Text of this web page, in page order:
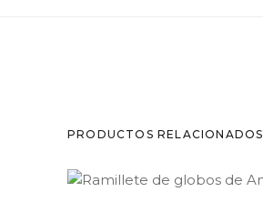
PRODUCTOS RELACIONADOS